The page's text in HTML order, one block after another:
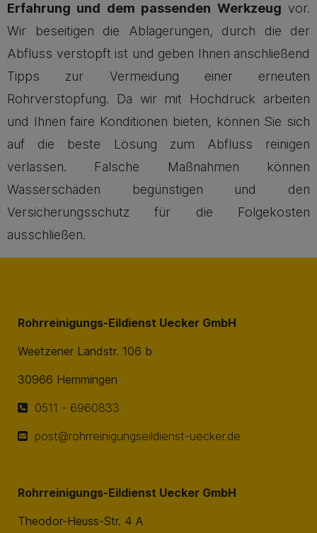
Erfahrung und dem passenden Werkzeug vor.
Wir beseitigen die Ablagerungen, durch die der
Abfluss verstopft ist und geben Ihnen anschließend
Tipps zur Vermeidung einer erneuten
Rohrverstopfung. Da wir mit Hochdruck arbeiten
und Ihnen faire Konditionen bieten, können Sie sich
auf die beste Lösung zum Abfluss reinigen
verlassen. Falsche Maßnahmen können
Wasserschäden begünstigen und den
Versicherungsschutz für die Folgekosten
ausschließen.
Rohrreinigungs-Eildienst Uecker GmbH
Weetzener Landstr. 106 b
30966 Hemmingen
0511 - 6960833
post@rohrreinigungseildienst-uecker.de
Rohrreinigungs-Eildienst Uecker GmbH
Theodor-Heuss-Str. 4 A